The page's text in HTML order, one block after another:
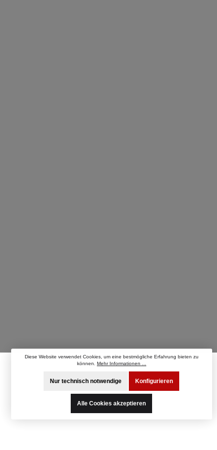
Diese Website verwendet Cookies, um eine bestmögliche Erfahrung bieten zu
können. Mehr Informationen ...
Nur technisch notwendige Konfigurieren
Alle Cookies akzeptieren